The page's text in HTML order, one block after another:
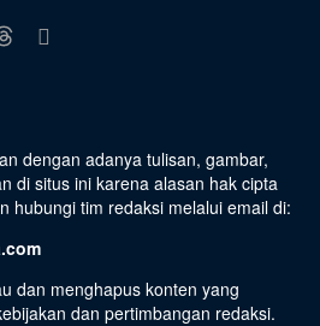
dengan adanya tulisan, gambar,
di situs ini karena alasan hak cipta
hubungi tim redaksi melalui email di:
dan menghapus konten yang
dan pertimbangan redaksi.